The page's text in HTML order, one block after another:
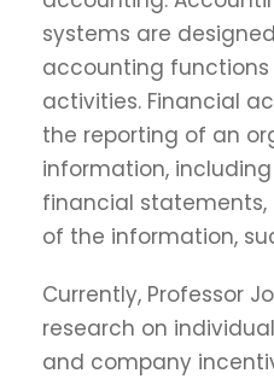
systems are
accounting
activities. Financial
the reporting of an
information,
financial statements,
of the information,
Currently, Professor
research on
and company